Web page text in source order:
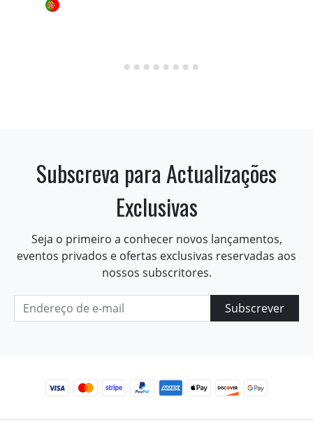
Subscreva para Actualizações
Exclusivas
Seja o primeiro a conhecer novos lançamentos,
eventos privados e ofertas exclusivas reservadas aos
nossos subscritores.
Subscrever